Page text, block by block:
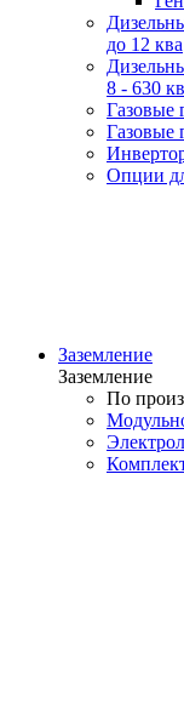
до 12 ква
8 - 630
Газовые
Газовые
Опции
Заземление
Заземление
По